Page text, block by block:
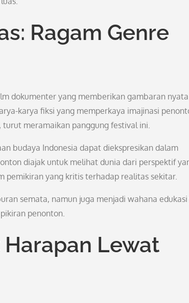
Ragam Genre
dokumenter yang memberikan gambaran nyata
karya fiksi yang memperkaya imajinasi
meramaikan panggung festival ini.
budaya Indonesia dapat diekspresikan dalam
diajak untuk melihat dunia dari perspektif
pemikiran yang kritis terhadap realitas sekitar.
semata, namun juga menjadi wahana
penonton.
Lewat